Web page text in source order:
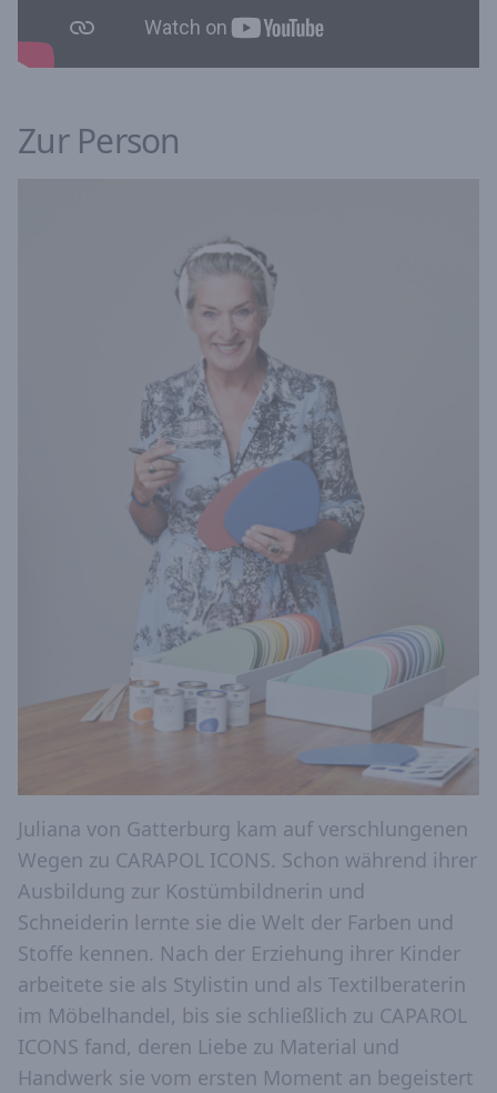
Zur Person
Juliana von Gatterburg kam auf verschlungenen
Wegen zu CARAPOL ICONS. Schon während ihrer
Ausbildung zur Kostümbildnerin und
Schneiderin lernte sie die Welt der Farben und
Stoffe kennen. Nach der Erziehung ihrer Kinder
arbeitete sie als Stylistin und als Textilberaterin
im Möbelhandel, bis sie schließlich zu CAPAROL
ICONS fand, deren Liebe zu Material und
Handwerk sie vom ersten Moment an begeistert